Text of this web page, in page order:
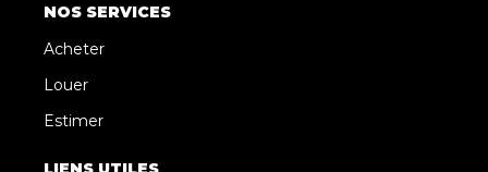
NOS SERVICES
Acheter
Louer
Estimer